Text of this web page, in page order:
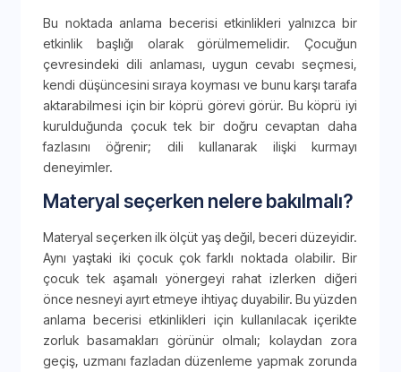
Bu noktada anlama becerisi etkinlikleri yalnızca bir
etkinlik başlığı olarak görülmemelidir. Çocuğun
çevresindeki dili anlaması, uygun cevabı seçmesi,
kendi düşüncesini sıraya koyması ve bunu karşı tarafa
aktarabilmesi için bir köprü görevi görür. Bu köprü iyi
kurulduğunda çocuk tek bir doğru cevaptan daha
fazlasını öğrenir; dili kullanarak ilişki kurmayı
deneyimler.
Materyal seçerken nelere bakılmalı?
Materyal seçerken ilk ölçüt yaş değil, beceri düzeyidir.
Aynı yaştaki iki çocuk çok farklı noktada olabilir. Bir
çocuk tek aşamalı yönergeyi rahat izlerken diğeri
önce nesneyi ayırt etmeye ihtiyaç duyabilir. Bu yüzden
anlama becerisi etkinlikleri için kullanılacak içerikte
zorluk basamakları görünür olmalı; kolaydan zora
geçiş, uzmanı fazladan düzenleme yapmak zorunda